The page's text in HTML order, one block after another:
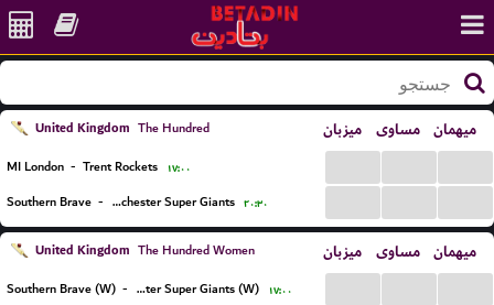
United Kingdom The Hundred میزبان مساوی میهمان
MI London - Trent Rockets ۱۷:۰۰
Southern Brave - Manchester Super Giants ۲۰:۳۰
United Kingdom The Hundred Women میزبان مساوی میهمان
Southern Brave (W) - Manchester Super Giants (W) ۱۷:۰۰